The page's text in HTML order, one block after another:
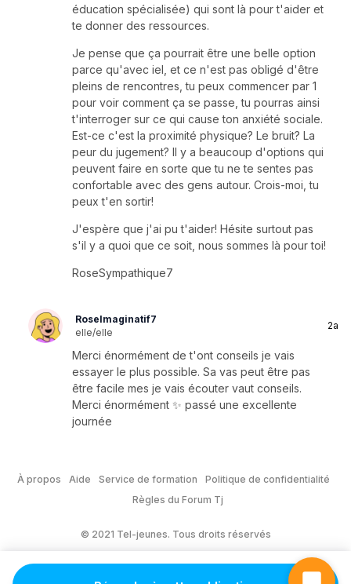
éducation spécialisée) qui sont là pour t'aider et
te donner des ressources.
Je pense que ça pourrait être une belle option
parce qu'avec iel, et ce n'est pas obligé d'être
pleins de rencontres, tu peux commencer par 1
pour voir comment ça se passe, tu pourras ainsi
t'interroger sur ce qui cause ton anxiété sociale.
Est-ce c'est la proximité physique? Le bruit? La
peur du jugement? Il y a beaucoup d'options qui
peuvent faire en sorte que tu ne te sentes pas
confortable avec des gens autour. Crois-moi, tu
peux t'en sortir!
J'espère que j'ai pu t'aider! Hésite surtout pas
s'il y a quoi que ce soit, nous sommes là pour toi!
RoseSympathique7
RoseImaginatif7
elle/elle
2a
Merci énormément de t'ont conseils je vais
essayer le plus possible. Sa vas peut être pas
être facile mes je vais écouter vaut conseils.
Merci énormément ✨️ passé une excellente
journée
À propos Aide Service de formation
Politique de confidentialité
Règles du Forum Tj
© 2021 Tel-jeunes. Tous droits réservés